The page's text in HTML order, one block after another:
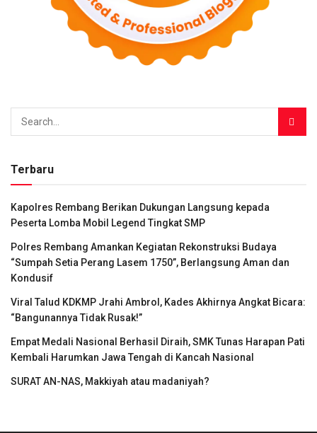
Terbaru
Kapolres Rembang Berikan Dukungan Langsung kepada
Peserta Lomba Mobil Legend Tingkat SMP
Polres Rembang Amankan Kegiatan Rekonstruksi Budaya
“Sumpah Setia Perang Lasem 1750”, Berlangsung Aman dan
Kondusif
Viral Talud KDKMP Jrahi Ambrol, Kades Akhirnya Angkat Bicara:
“Bangunannya Tidak Rusak!”
Empat Medali Nasional Berhasil Diraih, SMK Tunas Harapan Pati
Kembali Harumkan Jawa Tengah di Kancah Nasional
SURAT AN-NAS, Makkiyah atau madaniyah?